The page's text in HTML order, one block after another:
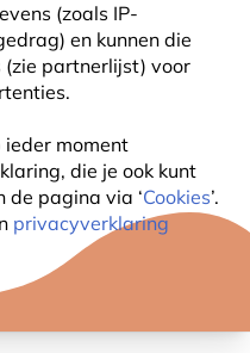
(zoals IP-
en kunnen die
(zie partnerlijst) voor
ieder moment
die je ook kunt
de pagina via ‘Cookies’.
privacyverklaring
& TIPS
TUIN